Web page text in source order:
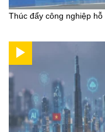
Thúc đẩy công nghiệp